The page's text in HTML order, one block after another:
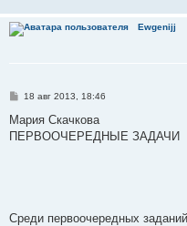
Ewgenijj
С
о
щ
18 авг 2013, 18:46
Мария Скачкова
ПЕРВООЧЕРЕДНЫЕ ЗАДАЧИ
Среди первоочередных